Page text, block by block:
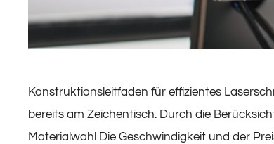
Konstruktionsleitfaden für effizientes
bereits am Zeichentisch. Durch die
Materialwahl Die Geschwindigkeit und der